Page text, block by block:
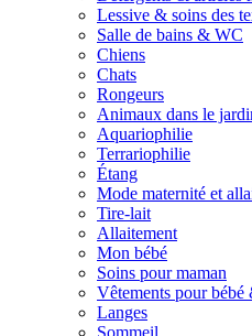
Lessive & soins des
Salle de bains & WC
Chiens
Chats
Rongeurs
Animaux dans le
Aquariophilie
Terrariophilie
Étang
Mode maternité et
Tire-lait
Allaitement
Mon bébé
Soins pour maman
Vêtements pour bébé
Langes
Sommeil